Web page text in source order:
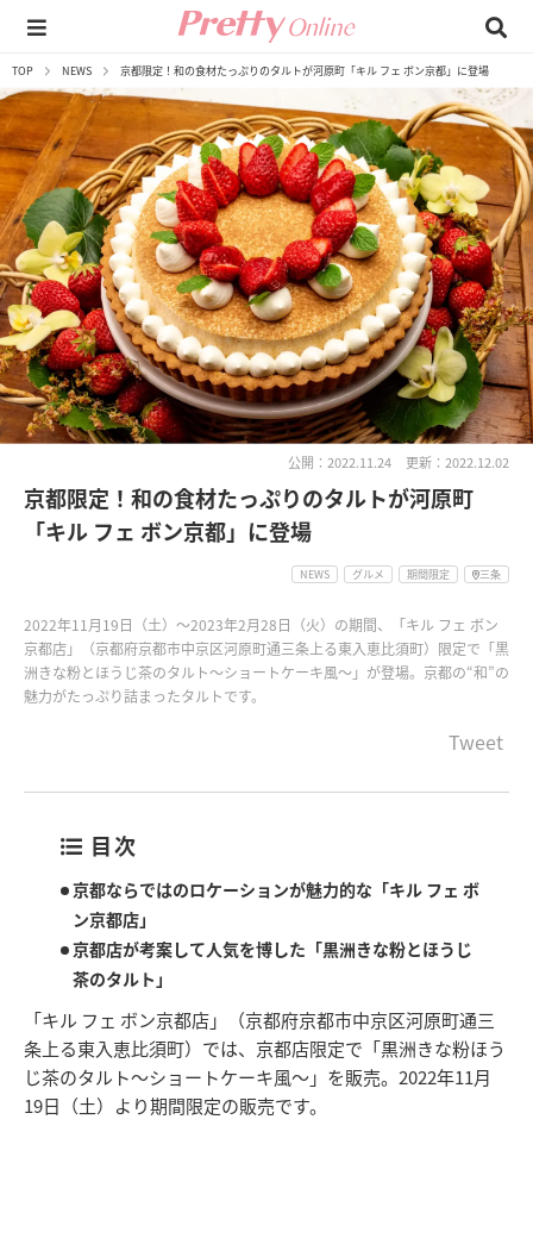
TOP NEWS 京都限定！和の食材たっぷりのタルトが河原町「キル フェ ボン京都」に登場
公開：2022.11.24 更新：2022.12.02
京都限定！和の食材たっぷりのタルトが河原町
「キル フェ ボン京都」に登場
NEWS グルメ 期間限定 三条
2022年11月19日（土）～2023年2月28日（火）の期間、「キル フェ ボン
京都店」（京都府京都市中京区河原町通三条上る東入恵比須町）限定で「黒
洲きな粉とほうじ茶のタルト〜ショートケーキ風〜」が登場。京都の“和”の
魅力がたっぷり詰まったタルトです。
Tweet
目次
京都ならではのロケーションが魅力的な「キル フェ ボ
ン京都店」
京都店が考案して人気を博した「黒洲きな粉とほうじ
茶のタルト」
「キル フェ ボン京都店」（京都府京都市中京区河原町通三
条上る東入恵比須町）では、京都店限定で「黒洲きな粉ほう
じ茶のタルト〜ショートケーキ風〜」を販売。2022年11月
19日（土）より期間限定の販売です。